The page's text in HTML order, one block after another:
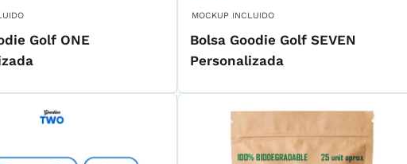
Golf ONE
venta
MOCKUP INCLUIDO
Bolsa Goodie Golf SEVEN
Personalizada